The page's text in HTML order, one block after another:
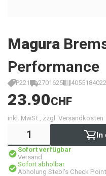
Magura
Performance
P221 2701625
23.90CHF
inkl. MwSt., zzgl. Versandkosten
In
Sofort verfügbar
Versand
Sofort abholbar
Abholung Stebi's Check